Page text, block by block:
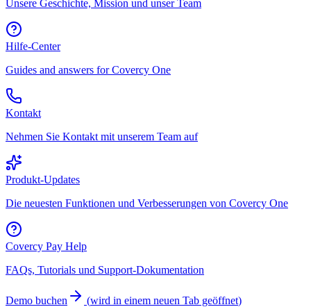
Unsere Geschichte, Mission und unser Team
Hilfe-Center
Guides and answers for Covercy One
Kontakt
Nehmen Sie Kontakt mit unserem Team auf
Produkt-Updates
Die neuesten Funktionen und Verbesserungen von Covercy One
Covercy Pay Help
FAQs, Tutorials und Support-Dokumentation
Demo buchen (wird in einem neuen Tab geöffnet)